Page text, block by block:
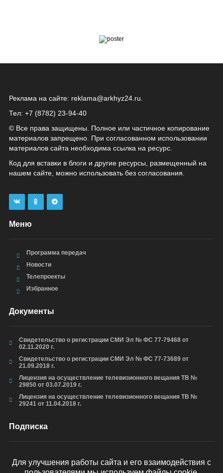
Реклама на сайте: reklama@arkhyz24.ru
Тел: +7 (8782) 23‑94‑40
© Все права защищены. Полное или частичное копирование
материалов запрещено. При согласованном использовании
материалов сайта необходима ссылка на ресурс.
Код для вставки в блоги и другие ресурсы, размещенный на
нашем сайте, можно использовать без согласования.
Меню
Программа передач
Новости
Телепроекты
Избранное
Документы
Свидетельство о регистрации СМИ Эл № ФС 77-79468 от
02.11.2020 г.
Свидетельство о регистрации СМИ Эл № ФС 77-73689 от
21.09.2018 г.
Лицензия на осуществление телевизионного вещания ТВ №
29850 от 03.07.2019 г.
Лицензия на осуществление телевизионного вещания ТВ №
29241 от 11.04.2018 г.
Подписка
Для улучшения работы сайта и его взаимодействия с